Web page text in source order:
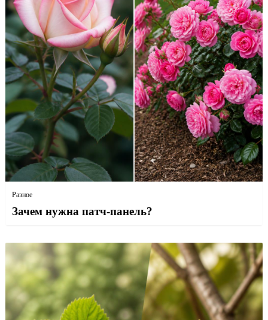
Разное
Зачем нужна патч-панель?